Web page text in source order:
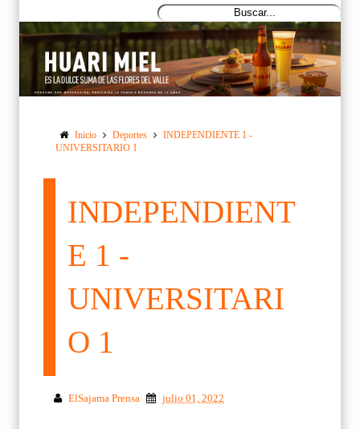
Inicio Deportes
INDEPENDIENTE 1 -
UNIVERSITARIO 1
INDEPENDIENT
E 1 -
UNIVERSITARI
O 1
ElSajama Prensa julio 01, 2022